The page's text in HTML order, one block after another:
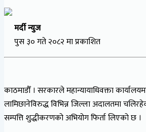
मर्दी न्युज
पुस ३० गते २०८२ मा प्रकाशित
काठमाडौँ । सरकारले महान्यायाधिवक्ता
लामिछानेविरुद्ध विभिन्न जिल्ला अदालतमा
सम्पत्ति शुद्धीकरणको अभियोग फिर्ता लिएको छ ।